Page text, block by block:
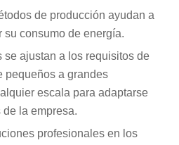
de producción ayudan a
su consumo de energía.
se ajustan a los requisitos de
pequeños a grandes
escala para adaptarse
la empresa.
profesionales en los